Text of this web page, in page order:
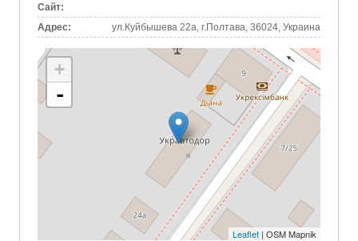
Сайт:
Адрес:
ул.Куйбышева 22а, г.Полтава, 36024, Украина
+
-
Leaflet| OSM Mapnik